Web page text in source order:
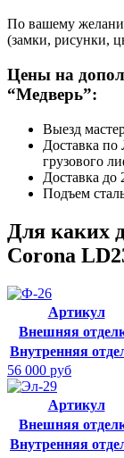
По вашему
(замки, рисунки,
Цены на
“Медверь”:
Выезд
Доставка
грузового
Доставка
Подъем
Для каких
Corona
Артикул
Внешняя
Внутренняя
56 000 руб
Артикул
Внешняя
Внутренняя